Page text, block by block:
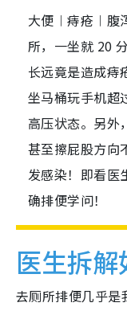
大便︱痔疮︱腹
所，一坐就 20
长远竟是造成痔
坐马桶玩手机超
高压状态。另外
甚至擦屁股方向
发感染！即看医
确排便学问！
医生拆
去厕所排便几乎是